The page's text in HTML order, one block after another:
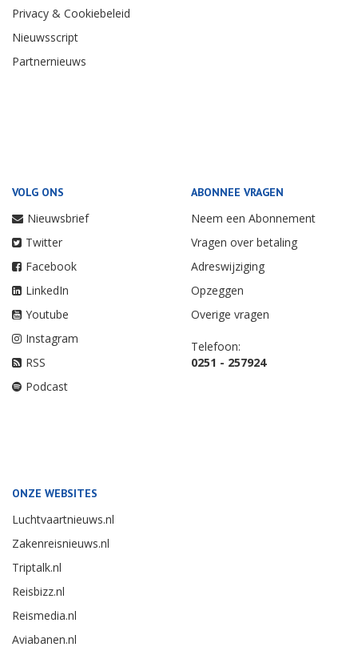
Privacy & Cookiebeleid
Nieuwsscript
Partnernieuws
VOLG ONS
Nieuwsbrief
Twitter
Facebook
LinkedIn
Youtube
Instagram
RSS
Podcast
ABONNEE VRAGEN
Neem een Abonnement
Vragen over betaling
Adreswijziging
Opzeggen
Overige vragen
Telefoon:
0251 - 257924
ONZE WEBSITES
Luchtvaartnieuws.nl
Zakenreisnieuws.nl
Triptalk.nl
Reisbizz.nl
Reismedia.nl
Aviabanen.nl